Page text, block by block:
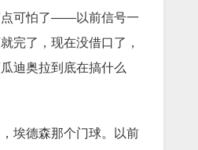
点可怕了——以前信号一
完了，现在没借口了，
迪奥拉到底在搞什么
埃德森那个门球。以前